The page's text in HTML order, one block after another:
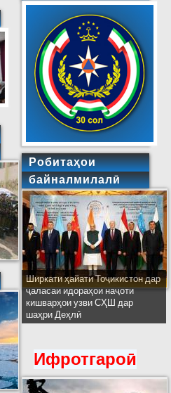
Робитаҳои
байналмилалӣ
Ширкати ҳайати Тоҷикистон дар
ҷаласаи идораҳои наҷоти
кишварҳои узви СҲШ дар
шаҳри Деҳлӣ
Ифротгароӣ